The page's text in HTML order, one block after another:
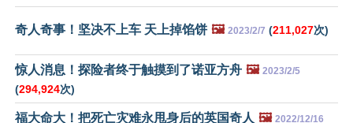
奇人奇事！坚决不上车 天上掉馅饼 🖼️ 2023/2/7 (211,027次)
惊人消息！探险者终于触摸到了诺亚方舟 🖼️ 2023/2/5
(294,924次)
福大命大！把死亡灾难永甩身后的英国奇人 🖼️ 2022/12/16